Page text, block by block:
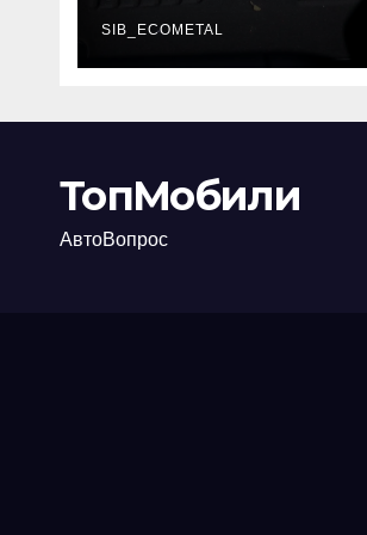
каково их
основное
назначение
SIB_ECOMETAL
ТопМобили
АвтоВопрос